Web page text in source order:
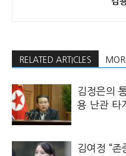
RELATED ARTICLES
김정은의
용 난관 타
김여정 “